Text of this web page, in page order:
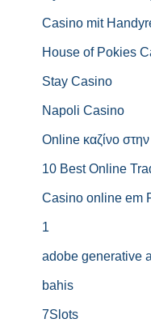
Casino mit
House of Pokies
Stay Casino
Napoli Casino
Online καζίνο
10 Best Online
Casino online em
1
adobe generative
bahis
7Slots